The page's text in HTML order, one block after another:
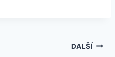
DALŠÍ